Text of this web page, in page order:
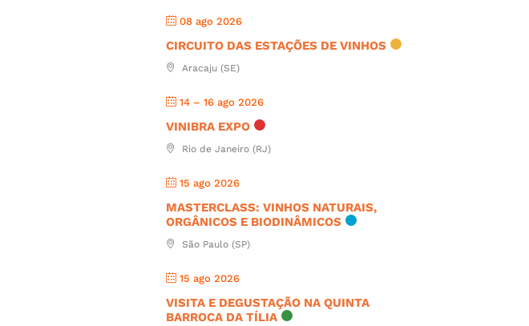
08 ago 2026
CIRCUITO DAS ESTAÇÕES DE VINHOS
Aracaju (SE)
14 – 16 ago 2026
VINIBRA EXPO
Rio de Janeiro (RJ)
15 ago 2026
MASTERCLASS: VINHOS NATURAIS,
ORGÂNICOS E BIODINÂMICOS
São Paulo (SP)
15 ago 2026
VISITA E DEGUSTAÇÃO NA QUINTA
BARROCA DA TÍLIA